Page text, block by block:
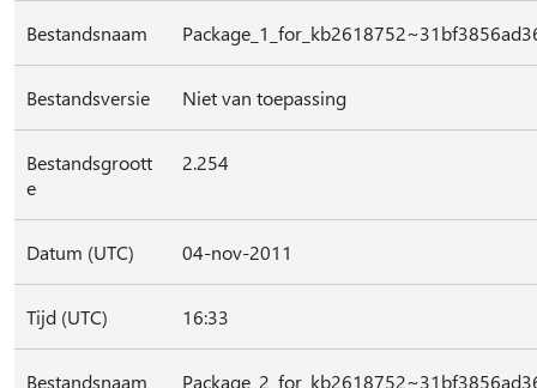
Bestandsnaam
Bestandsversie Niet van toepassing
Bestandsgroott
e
2.254
Datum (UTC) 04-nov-2011
Tijd (UTC) 16:33
Bestandsnaam